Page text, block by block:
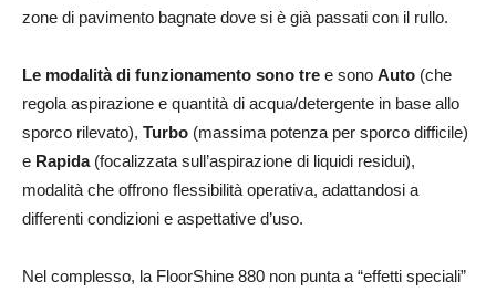
zone di pavimento bagnate dove si è già passati con il rullo.
Le modalità di funzionamento sono tre e sono Auto (che
regola aspirazione e quantità di acqua/detergente in base allo
sporco rilevato), Turbo (massima potenza per sporco difficile)
e Rapida(focalizzata sull’aspirazione di liquidi residui),
modalità che offrono flessibilità operativa, adattandosi a
differenti condizioni e aspettative d’uso.
Nel complesso, la FloorShine 880 non punta a “effetti speciali”